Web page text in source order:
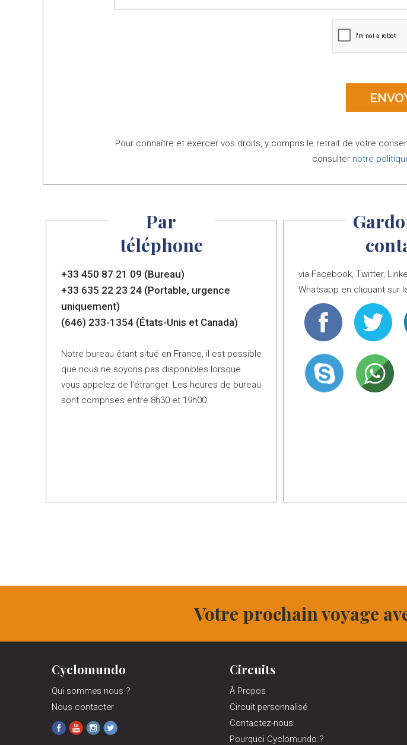
Pour connaître et exercer vos droits, y compris le retrait de votre
consulter notre
Par
téléphone
+33 450 87 21 09 (Bureau)
+33 635 22 23 24 (Portable, urgence
uniquement)
(646) 233-1354 (États-Unis et Canada)
Notre bureau étant situé en France, il est possible
que nous ne soyons pas disponibles lorsque
vous appelez de l'étranger. Les heures de bureau
sont comprises entre 8h30 et 19h00.
via Facebook, Twitter,
Whatsapp en cliquant sur
Votre prochain voyage
Cyclomundo
Qui sommes nous ?
Nous contacter
Circuits
Â Propos
Circuit personnalisé
Contactez-nous
Pourquoi Cyclomundo ?